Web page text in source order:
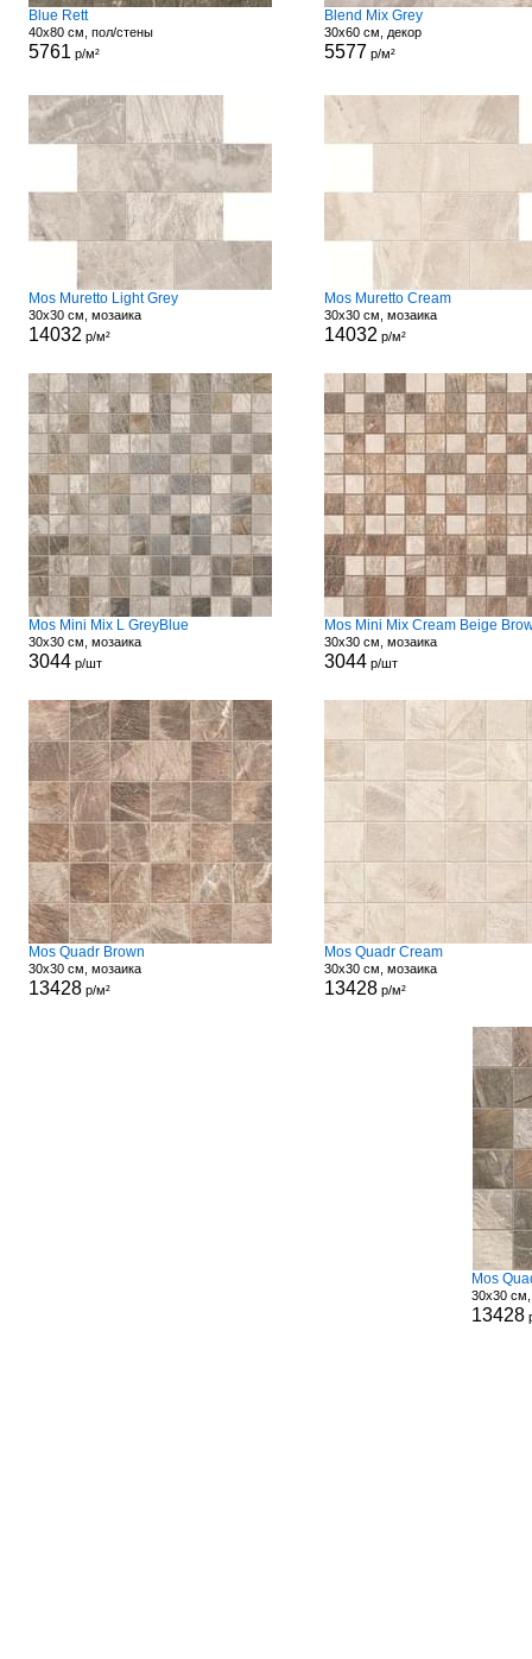
Blue Rett
40x80 см, пол/стены
5761 р/м²
Blend Mix Grey
30x60 см, декор
5577 р/м²
Mos Muretto Light Grey
30x30 см, мозаика
14032 р/м²
Mos Muretto Cream
30x30 см, мозаика
14032 р/м²
Mos Mini Mix L GreyBlue
30x30 см, мозаика
3044р/шт
Mos Mini Mix Cream Beige
30x30 см, мозаика
3044р/шт
Mos Quadr Brown
30x30 см, мозаика
13428р/м²
Mos Quadr Cream
30x30 см, мозаика
13428р/м²
Mos
30x30
13428